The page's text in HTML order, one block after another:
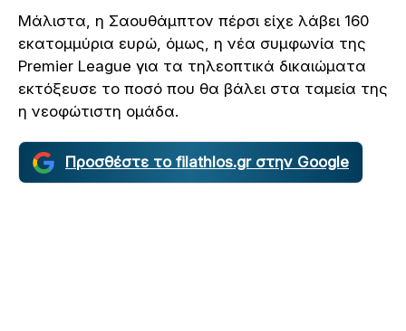
Μάλιστα, η Σαουθάμπτον πέρσι είχε λάβει 160
εκατομμύρια ευρώ, όμως, η νέα συμφωνία της
Premier League για τα τηλεοπτικά δικαιώματα
εκτόξευσε το ποσό που θα βάλει στα ταμεία της
η νεοφώτιστη ομάδα.
Προσθέστε το filathlos.gr στην Google